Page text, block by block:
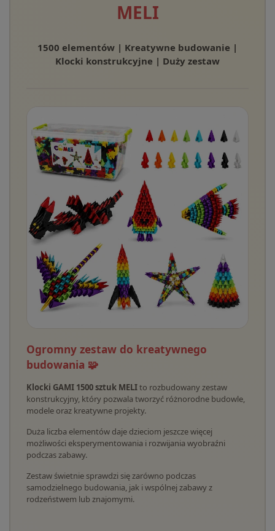
MELI
1500 elementów | Kreatywne budowanie |
Klocki konstrukcyjne | Duży zestaw
Ogromny zestaw do kreatywnego
budowania 🧩
Klocki GAMI 1500 sztuk MELIto rozbudowany zestaw
konstrukcyjny, który pozwala tworzyć różnorodne budowle,
modele oraz kreatywne projekty.
Duża liczba elementów daje dzieciom jeszcze więcej
możliwości eksperymentowania i rozwijania wyobraźni
podczas zabawy.
Zestaw świetnie sprawdzi się zarówno podczas
samodzielnego budowania, jak i wspólnej zabawy z
rodzeństwem lub znajomymi.